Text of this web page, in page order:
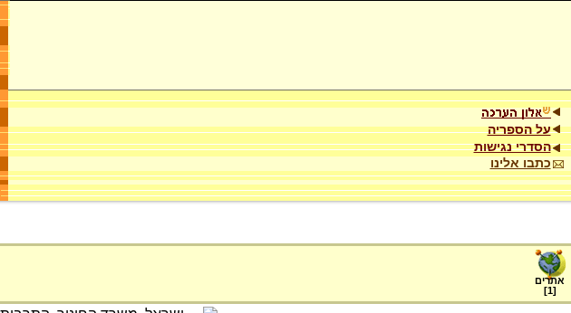
על הספריה
הסדרי נגישות
כתבו אלינו
אתרים
[
1
]